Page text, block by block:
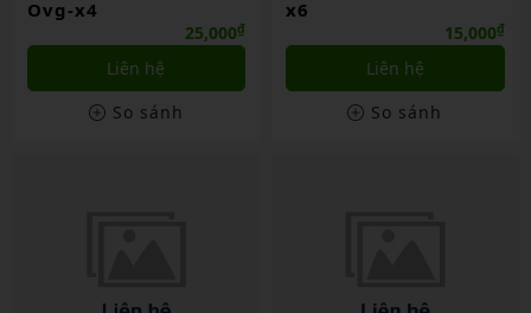
Ovg-x4
25,000₫
Liên hệ
So sánh
x6
15,000₫
Liên hệ
So sánh